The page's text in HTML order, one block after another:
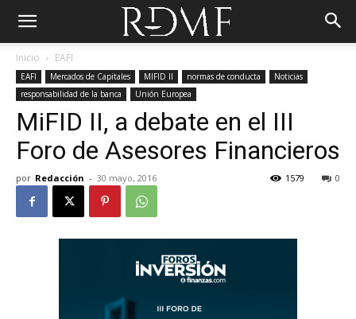
Inicio EAFI
EAFI Mercados de Capitales MIFID II normas de conducta
Noticias
responsabilidad de la banca
Unión Europea
MiFID II, a debate en el III
Foro de Asesores Financieros
por Redacción - 30 mayo, 2016 0
1579